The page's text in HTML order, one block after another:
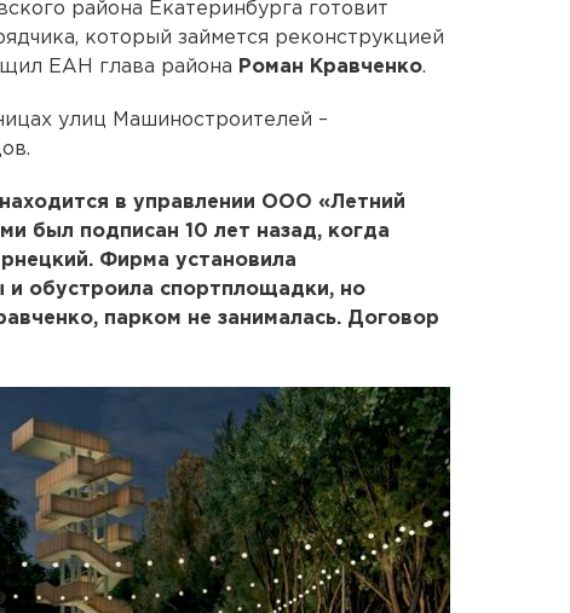
района Екатеринбурга готовит
который займется реконструкцией
ЕАН глава района Роман Кравченко.
улиц Машиностроителей –
в управлении ООО «Летний
был подписан 10 лет назад, когда
Фирма установила
и обустроила спортплощадки, но
парком не занималась. Договор